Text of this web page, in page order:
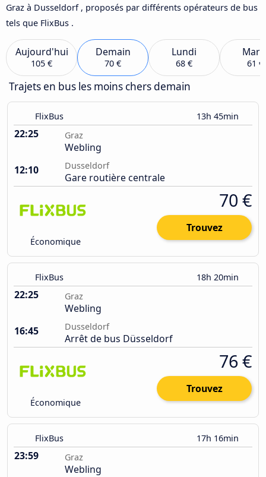
Graz à Dusseldorf , proposés par différents opérateurs de bus
tels que FlixBus .
Aujourd'hui
105 €
Demain
70 €
Lundi
68 € 61 €
Trajets en bus les moins chers demain
FlixBus 13h 45min
22:25 Graz
Webling
12:10
Dusseldorf
Gare routière centrale
Économique
70 €
Trouvez
FlixBus 18h 20min
22:25 Graz
Webling
16:45
Dusseldorf
Arrêt de bus Düsseldorf
Économique
76 €
Trouvez
FlixBus 17h 16min
23:59 Graz
Webling